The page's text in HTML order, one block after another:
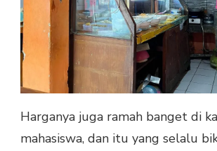
Harganya juga ramah banget di
mahasiswa, dan itu yang selalu